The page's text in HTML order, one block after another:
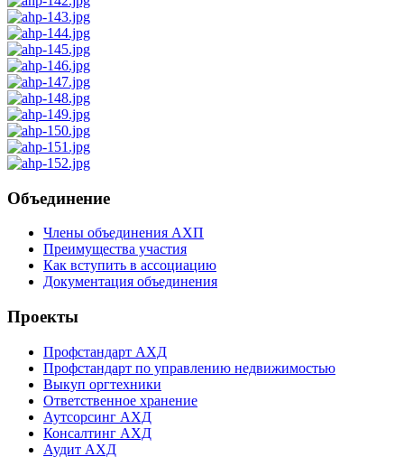
Объединение
Члены объединения АХП
Преимущества участия
Как вступить в ассоциацию
Документация объединения
Проекты
Профстандарт АХД
Профстандарт по управлению недвижимостью
Выкуп оргтехники
Ответственное хранение
Аутсорсинг АХД
Консалтинг АХД
Аудит АХД